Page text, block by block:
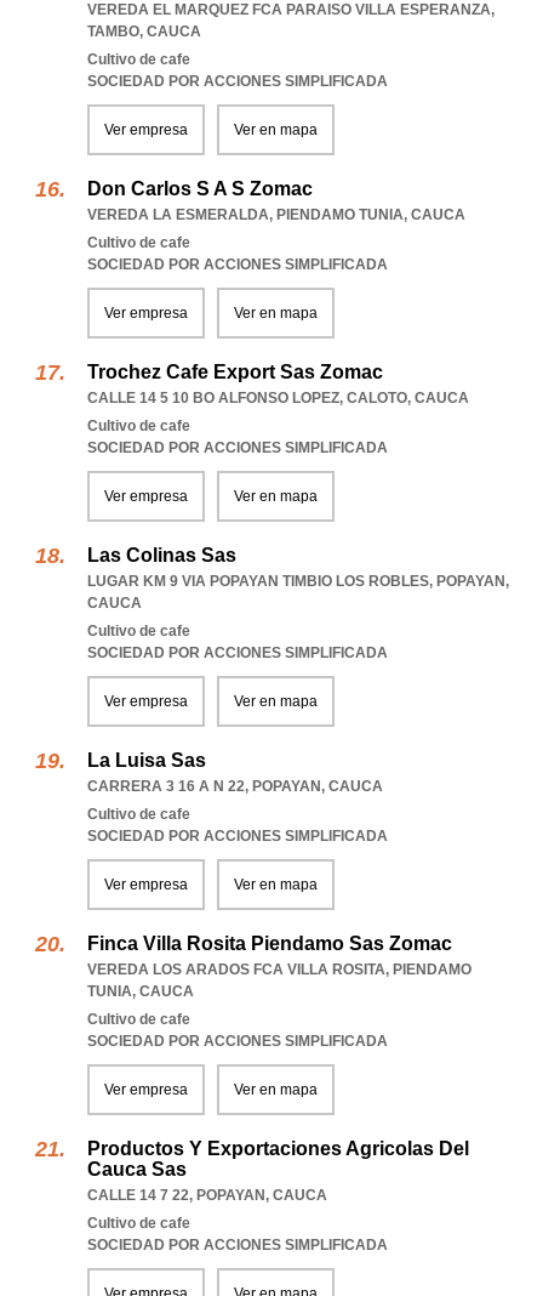
VEREDA EL MARQUEZ FCA PARAISO VILLA ESPERANZA,
TAMBO, CAUCA
Cultivo de cafe
SOCIEDAD POR ACCIONES SIMPLIFICADA
Ver empresa Ver en mapa
Don Carlos S A S Zomac
VEREDA LA ESMERALDA, PIENDAMO TUNIA, CAUCA
Cultivo de cafe
SOCIEDAD POR ACCIONES SIMPLIFICADA
Ver empresa Ver en mapa
Trochez Cafe Export Sas Zomac
CALLE 14 5 10 BO ALFONSO LOPEZ, CALOTO, CAUCA
Cultivo de cafe
SOCIEDAD POR ACCIONES SIMPLIFICADA
Ver empresa Ver en mapa
Las Colinas Sas
LUGAR KM 9 VIA POPAYAN TIMBIO LOS ROBLES, POPAYAN,
CAUCA
Cultivo de cafe
SOCIEDAD POR ACCIONES SIMPLIFICADA
Ver empresa Ver en mapa
La Luisa Sas
CARRERA 3 16 A N 22, POPAYAN, CAUCA
Cultivo de cafe
SOCIEDAD POR ACCIONES SIMPLIFICADA
Ver empresa Ver en mapa
Finca Villa Rosita Piendamo Sas Zomac
VEREDA LOS ARADOS FCA VILLA ROSITA, PIENDAMO
TUNIA, CAUCA
Cultivo de cafe
SOCIEDAD POR ACCIONES SIMPLIFICADA
Ver empresa Ver en mapa
Productos Y Exportaciones Agricolas Del
Cauca Sas
CALLE 14 7 22, POPAYAN, CAUCA
Cultivo de cafe
SOCIEDAD POR ACCIONES SIMPLIFICADA